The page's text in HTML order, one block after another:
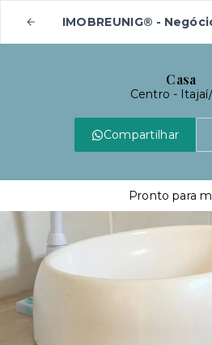
IMOBREUNIG® -
Casa
Centro -
Compartilhar
Pronto para